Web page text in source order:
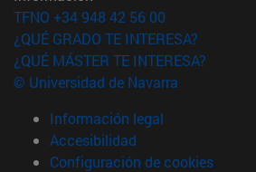
TFNO +34 948 42 56 00
¿QUÉ GRADO TE INTERESA?
¿QUÉ MÁSTER TE INTERESA?
© Universidad de Navarra
Información legal
Accesibilidad
Configuración de cookies